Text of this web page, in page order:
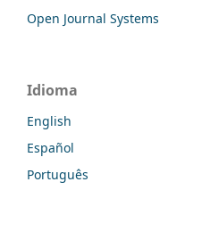
Open Journal Systems
Idioma
English
Español
Português